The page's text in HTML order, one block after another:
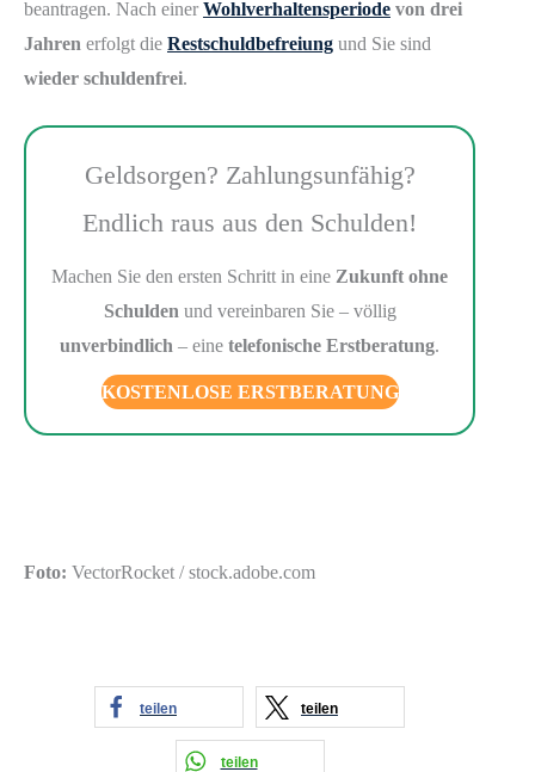
beantragen. Nach einer Wohlverhaltensperiode von drei
Jahren erfolgt die Restschuldbefreiung und Sie sind
wieder schuldenfrei.
Geldsorgen? Zahlungsunfähig?
Endlich raus aus den Schulden!
Machen Sie den ersten Schritt in eine Zukunft ohne
Schulden und vereinbaren Sie – völlig
unverbindlich – eine telefonische Erstberatung.
KOSTENLOSE ERSTBERATUNG
Foto: VectorRocket / stock.adobe.com
teilen teilen
teilen